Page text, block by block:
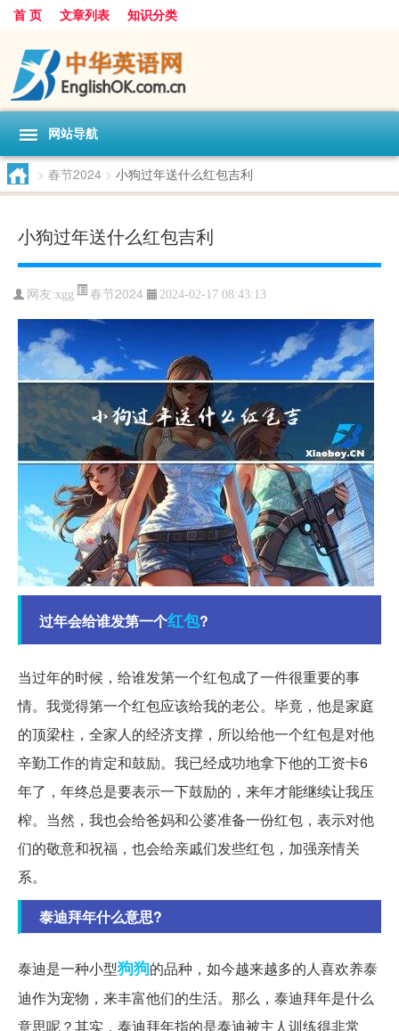
首 页 文章列表 知识分类
网站导航
> 春节2024 > 小狗过年送什么红包吉利
小狗过年送什么红包吉利
网友:xgg 春节2024 2024-02-17 08:43:13
过年会给谁发第一个红包?
当过年的时候，给谁发第一个红包成了一件很重要的事
情。我觉得第一个红包应该给我的老公。毕竟，他是家庭
的顶梁柱，全家人的经济支撑，所以给他一个红包是对他
辛勤工作的肯定和鼓励。我已经成功地拿下他的工资卡6
年了，年终总是要表示一下鼓励的，来年才能继续让我压
榨。当然，我也会给爸妈和公婆准备一份红包，表示对他
们的敬意和祝福，也会给亲戚们发些红包，加强亲情关
系。
泰迪拜年什么意思?
泰迪是一种小型狗狗的品种，如今越来越多的人喜欢养泰
迪作为宠物，来丰富他们的生活。那么，泰迪拜年是什么
意思呢？其实，泰迪拜年指的是泰迪被主人训练得非常